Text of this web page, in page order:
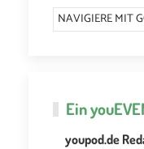
NAVIGIERE MIT
Ein
youpod.de